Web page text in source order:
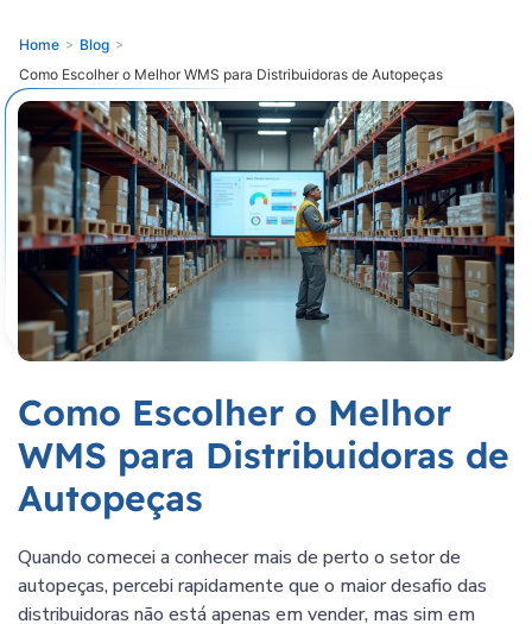
Home > Blog >
Como Escolher o Melhor WMS para Distribuidoras de Autopeças
Como Escolher o Melhor
WMS para Distribuidoras de
Autopeças
Quando comecei a conhecer mais de perto o setor de
autopeças, percebi rapidamente que o maior desafio das
distribuidoras não está apenas em vender, mas sim em